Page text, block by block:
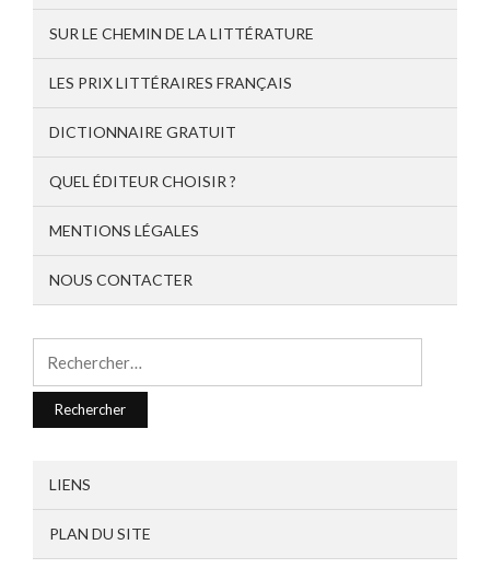
SUR LE CHEMIN DE LA LITTÉRATURE
LES PRIX LITTÉRAIRES FRANÇAIS
DICTIONNAIRE GRATUIT
QUEL ÉDITEUR CHOISIR ?
MENTIONS LÉGALES
NOUS CONTACTER
LIENS
PLAN DU SITE